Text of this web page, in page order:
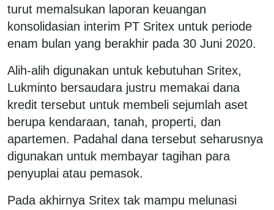
turut memalsukan laporan keuangan
konsolidasian interim PT Sritex untuk periode
enam bulan yang berakhir pada 30 Juni 2020.
Alih-alih digunakan untuk kebutuhan Sritex,
Lukminto bersaudara justru memakai dana
kredit tersebut untuk membeli sejumlah aset
berupa kendaraan, tanah, properti, dan
apartemen. Padahal dana tersebut seharusnya
digunakan untuk membayar tagihan para
penyuplai atau pemasok.
Pada akhirnya Sritex tak mampu melunasi